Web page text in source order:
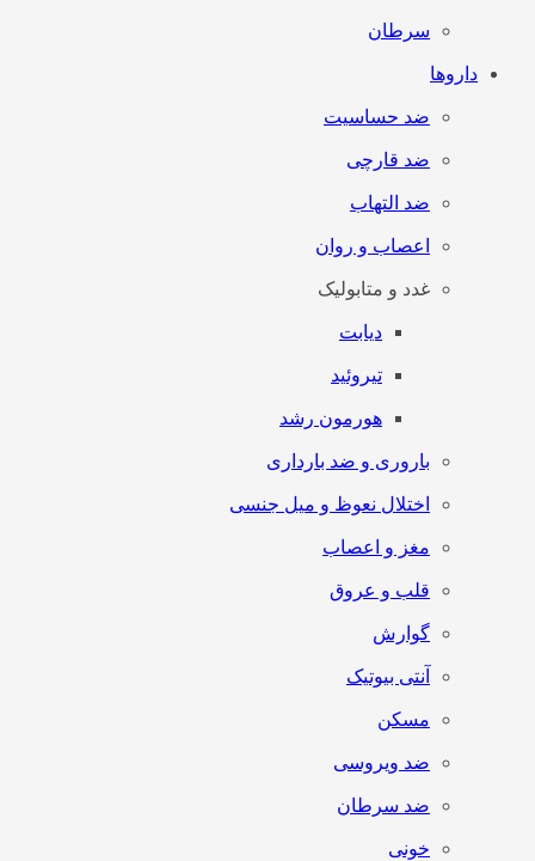
سرطان
داروها
ضد حساسیت
ضد قارچی
ضد التهاب
اعصاب و روان
غدد و متابولیک
دیابت
تیروئید
هورمون رشد
باروری و ضد بارداری
اختلال نعوظ و میل جنسی
مغز و اعصاب
قلب و عروق
گوارش
آنتی‌ بیوتیک
مسکن
ضد ویروسی
ضد سرطان
خونی